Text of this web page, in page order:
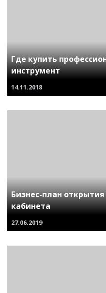
Где купить
инструмент
14.11.2018
Бизнес-план
кабинета
27.06.2019